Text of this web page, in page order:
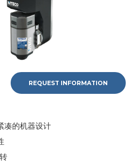
REQUEST INFORMATION
凑的机器设计